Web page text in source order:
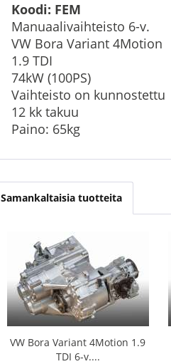
Koodi: FEM
Manuaalivaihteisto 6-v.
VW Bora Variant 4Motion
1.9 TDI
74kW (100PS)
Vaihteisto on kunnostettu
12 kk takuu
Paino: 65kg
Samankaltaisia tuotteita
VW Bora Variant 4Motion 1.9
TDI 6-v....